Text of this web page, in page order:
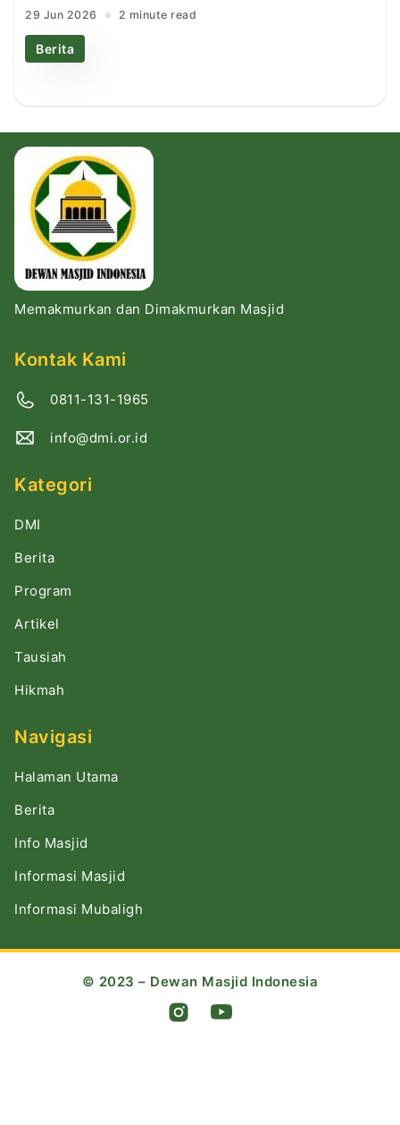
29 Jun 2026 2 minute read
Berita
Memakmurkan dan Dimakmurkan Masjid
Kontak Kami
0811-131-1965
info@dmi.or.id
Kategori
DMI
Berita
Program
Artikel
Tausiah
Hikmah
Navigasi
Halaman Utama
Berita
Info Masjid
Informasi Masjid
Informasi Mubaligh
© 2023 – Dewan Masjid Indonesia